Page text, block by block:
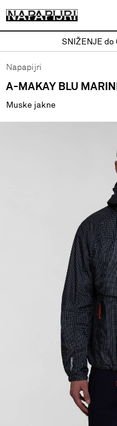
SNIŽENJE do
Napapijri
A-MAKAY BLU
Muske jakne